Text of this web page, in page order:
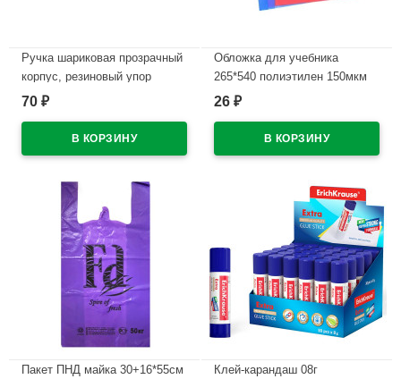
Ручка шариковая прозрачный
корпус, резиновый упор
(PIANO) синий, игла, масло
70 ₽
Обложка для учебника
265*540 полиэтилен 150мкм
универсальная ПЕТЕРСОН М
26 ₽
Пакет ПНД майка 30+16*55см
Клей-карандаш 08г